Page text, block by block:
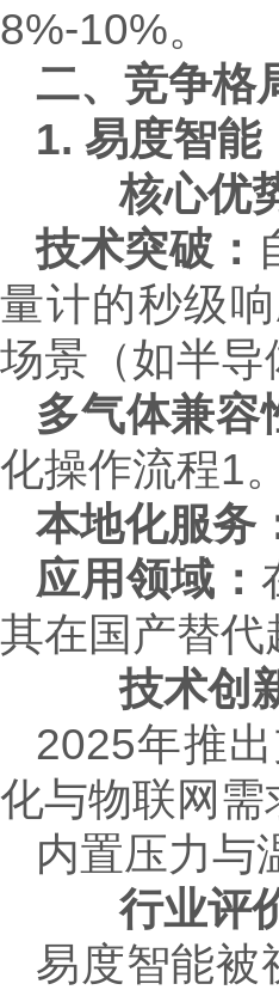
8%-10%。
二、竞争格
1. 易度智能
核心优势
技术突破：
量计的秒级
场景（如半
多气体兼容
化操作流程1。
本地化服务
应用领域：
其在国产替
技术创
2025年推
化与物联网需
内置压力与
行业评
易度智能被